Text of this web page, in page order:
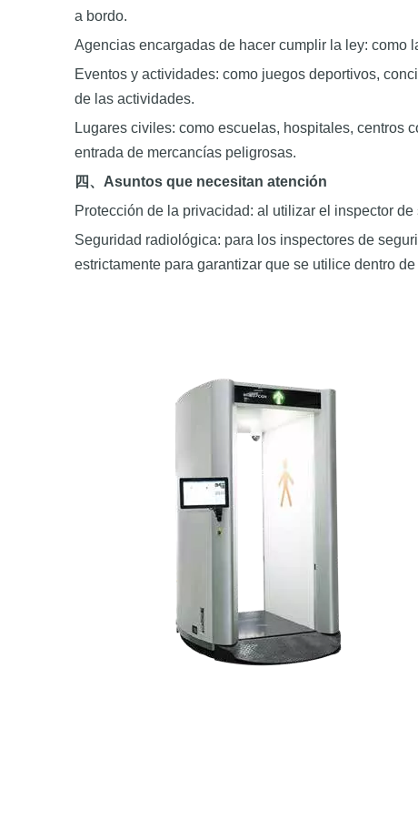
a bordo.
Agencias encargadas de hacer cumplir la ley: como
Eventos y actividades: como juegos deportivos,
de las actividades.
Lugares civiles: como escuelas, hospitales, centros
entrada de mercancías peligrosas.
四、 Asuntos que necesitan atención
Protección de la privacidad: al utilizar el inspector
Seguridad radiológica: para los inspectores de
estrictamente para garantizar que se utilice dentro